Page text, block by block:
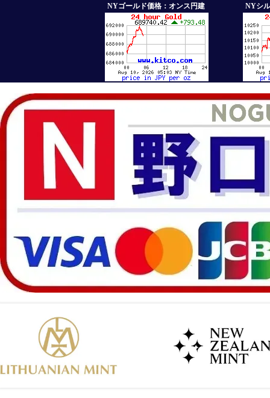
NYゴールド価格：オンス円建 NYシ